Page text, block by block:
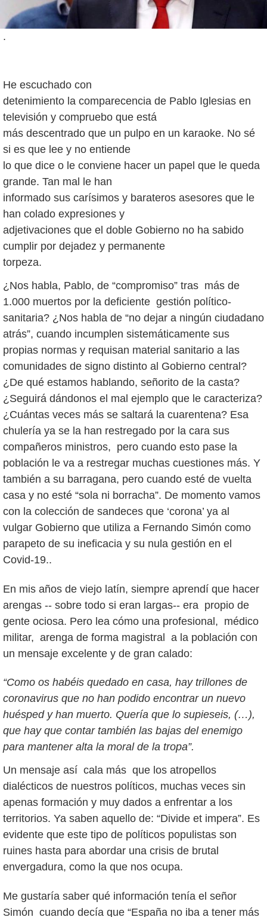
.
He escuchado con
detenimiento la comparecencia de Pablo Iglesias en
televisión y compruebo que está
más descentrado que un pulpo en un karaoke. No sé
si es que lee y no entiende
lo que dice o le conviene hacer un papel que le queda
grande. Tan mal le han
informado sus carísimos y barateros asesores que le
han colado expresiones y
adjetivaciones que el doble Gobierno no ha sabido
cumplir por dejadez y permanente
torpeza.
¿Nos habla, Pablo, de “compromiso” tras más de
1.000 muertos por la deficiente gestión político-
sanitaria? ¿Nos habla de “no dejar a ningún ciudadano
atrás”, cuando incumplen sistemáticamente sus
propias normas y requisan material sanitario a las
comunidades de signo distinto al Gobierno central?
¿De qué estamos hablando, señorito de la casta?
¿Seguirá dándonos el mal ejemplo que le caracteriza?
¿Cuántas veces más se saltará la cuarentena? Esa
chulería ya se la han restregado por la cara sus
compañeros ministros, pero cuando esto pase la
población le va a restregar muchas cuestiones más. Y
también a su barragana, pero cuando esté de vuelta
casa y no esté “sola ni borracha”. De momento vamos
con la colección de sandeces que ‘corona’ ya al
vulgar Gobierno que utiliza a Fernando Simón como
parapeto de su ineficacia y su nula gestión en el
Covid-19..
En mis años de viejo latín, siempre aprendí que hacer
arengas -- sobre todo si eran largas-- era propio de
gente ociosa. Pero lea cómo una profesional, médico
militar, arenga de forma magistral a la población con
un mensaje excelente y de gran calado:
“Como os habéis quedado en casa, hay trillones de
coronavirus que no han podido encontrar un nuevo
huésped y han muerto. Quería que lo supieseis, (…),
que hay que contar también las bajas del enemigo
para mantener alta la moral de la tropa”.
Un mensaje así cala más que los atropellos
dialécticos de nuestros políticos, muchas veces sin
apenas formación y muy dados a enfrentar a los
territorios. Ya saben aquello de: “Divide et impera”. Es
evidente que este tipo de políticos populistas son
ruines hasta para abordar una crisis de brutal
envergadura, como la que nos ocupa.
Me gustaría saber qué información tenía el señor
Simón cuando decía que “España no iba a tener más